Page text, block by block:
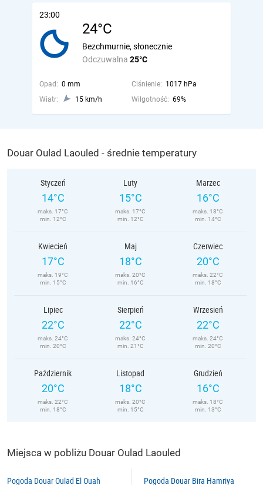
23:00
24°C
Odczuwalna 25°C
Bezchmurnie, słonecznie
Opad: 0 mm Ciśnienie: 1017 hPa
Wiatr:
15 km/h Wilgotność: 69%
Douar Oulad Laouled - średnie temperatury
Styczeń
14°C
maks. 17°C
min. 12°C
Luty
15°C
maks. 17°C
min. 12°C
Marzec
16°C
maks. 18°C
min. 14°C
Kwiecień
17°C
maks. 19°C
min. 15°C
Maj
18°C
maks. 20°C
min. 16°C
Czerwiec
20°C
maks. 22°C
min. 18°C
Lipiec
22°C
maks. 24°C
min. 20°C
Sierpień
22°C
maks. 24°C
min. 21°C
Wrzesień
22°C
maks. 24°C
min. 20°C
Październik
20°C
maks. 22°C
min. 18°C
Listopad
18°C
maks. 20°C
min. 15°C
Grudzień
16°C
maks. 18°C
min. 13°C
Miejsca w pobliżu Douar Oulad Laouled
Pogoda Douar Oulad El Ouah Pogoda Douar Bira Hamriya